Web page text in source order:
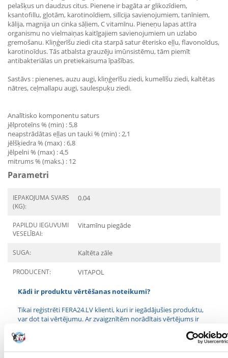
pelašķus un daudzus citus. Pienene ir bagāta ar glikozīdiem,
ksantofillu, gļotām, karotinoīdiem, silīcija savienojumiem, tanīniem,
kālija, magnija un cinka sāļiem, C vitamīnu. Pieneņu lapas attīra
organismu no vielmaiņas kaitīgajiem savienojumiem un uzlabo
gremošanu. Kliņģerīšu ziedi cita starpā satur ēterisko eļļu, flavonoīdus,
karotinoīdus. Tās atbalsta grauzēju imūnsistēmu, tām piemīt
antibakteriālas un pretiekaisuma īpašības.
Sastāvs : pienenes, auzu augi, kliņģerīšu ziedi, kumelīšu ziedi, kaltētas
nātres, ceļmallapu augi, saulespuķu ziedi.
Analītisko komponentu saturs
jēlproteīns % (min) : 5,8
neapstrādātas eļļas un tauki % (min) : 2,1
jēlšķiedra % (max) : 6,8
jēlpelni % (max) : 4,5
mitrums % (maks.) : 12
Parametri
IEPAKOJUMA SVARS
(KG):
0.04
PAPILDU IEGUVUMI
VESELĪBAI:
Vitamīnu piegāde
SUGA: Kaltēta zāle
PRODUCENT: VITAPOL
Kādi ir produktu vērtēšanas noteikumi?
Tikai reģistrēti FERA24.LV klienti, kuri ir iegādājušies produktu,
var dot tai vērtējumu. Ar zvaigznītēm norādītais vērtējums ir
publicēsim gan pozitīvus, gan negatīvus vērtējumus.